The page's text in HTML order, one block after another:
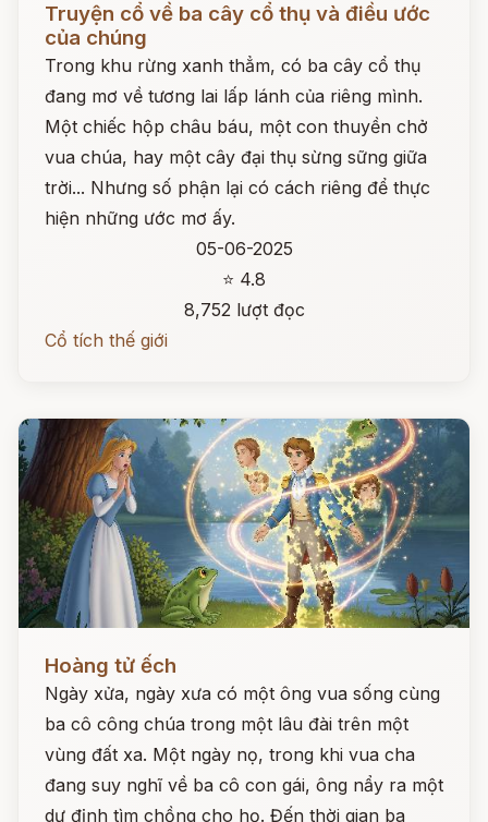
Truyện cổ về ba cây cổ thụ và điều ước
của chúng
Trong khu rừng xanh thẳm, có ba cây cổ thụ
đang mơ về tương lai lấp lánh của riêng mình.
Một chiếc hộp châu báu, một con thuyền chở
vua chúa, hay một cây đại thụ sừng sững giữa
trời... Nhưng số phận lại có cách riêng để thực
hiện những ước mơ ấy.
05-06-2025
⭐ 4.8
8,752 lượt đọc
Cổ tích thế giới
Hoàng tử ếch
Ngày xửa, ngày xưa có một ông vua sống cùng
ba cô công chúa trong một lâu đài trên một
vùng đất xa. Một ngày nọ, trong khi vua cha
đang suy nghĩ về ba cô con gái, ông nẩy ra một
dự định tìm chồng cho họ. Đến thời gian ba